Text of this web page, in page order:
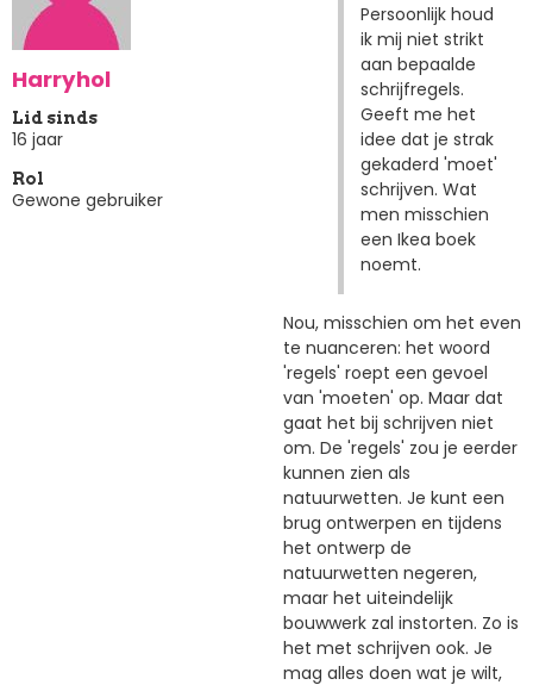
Harryhol
Lid sinds
16 jaar
Rol
Gewone gebruiker
Persoonlijk houd
ik mij niet strikt
aan bepaalde
schrijfregels.
Geeft me het
idee dat je strak
gekaderd 'moet'
schrijven. Wat
men misschien
een Ikea boek
noemt.
Nou, misschien om het even
te nuanceren: het woord
'regels' roept een gevoel
van 'moeten' op. Maar dat
gaat het bij schrijven niet
om. De 'regels' zou je eerder
kunnen zien als
natuurwetten. Je kunt een
brug ontwerpen en tijdens
het ontwerp de
natuurwetten negeren,
maar het uiteindelijk
bouwwerk zal instorten. Zo is
het met schrijven ook. Je
mag alles doen wat je wilt,